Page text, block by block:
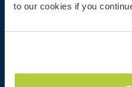
to our cookies if you
Galería de fotos